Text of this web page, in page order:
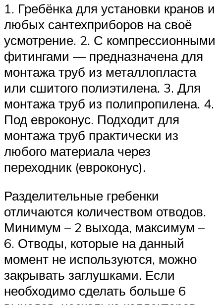
1. Гребёнка для установки кранов и
любых сантехприборов на своё
усмотрение. 2. С компрессионными
фитингами — предназначена для
монтажа труб из металлопласта
или сшитого полиэтилена. 3. Для
монтажа труб из полипропилена. 4.
Под евроконус. Подходит для
монтажа труб практически из
любого материала через
переходник (евроконус).
Разделительные гребенки
отличаются количеством отводов.
Минимум – 2 выхода, максимум –
6. Отводы, которые на данный
момент не используются, можно
закрывать заглушками. Если
необходимо сделать больше 6